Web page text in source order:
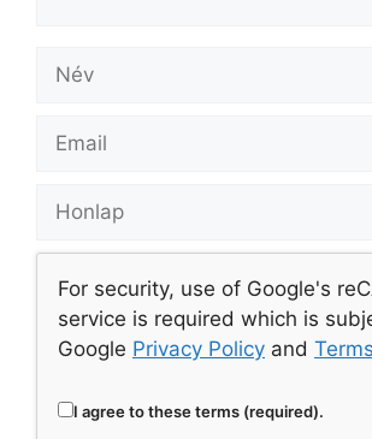
For security, use of Google's
service is required which is
Google Privacy Policy and
I agree to these terms (required).